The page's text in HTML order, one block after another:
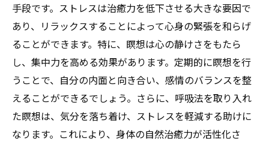
心身の健康をサポートする運動法
運動後のリカバリーが重要な理由
心と体の調和を保つ治癒力の高め方
感謝の気持ちがもたらす健康効果
ホリスティックアプローチの実践
治癒力を引き出すポジティブ思考
瞑想と心の平穏の持続
手段です。ストレスは治癒力を低下させる大きな要因で
あり、リラックスすることによって心身の緊張を和らげ
ることができます。特に、瞑想は心の静けさをもたら
し、集中力を高める効果があります。定期的に瞑想を行
うことで、自分の内面と向き合い、感情のバランスを整
えることができるでしょう。さらに、呼吸法を取り入れ
た瞑想は、気分を落ち着け、ストレスを軽減する助けに
なります。これにより、身体の自然治癒力が活性化さ